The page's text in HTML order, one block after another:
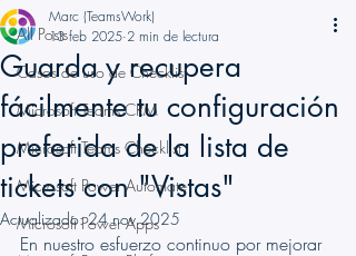
All Posts
Casos de uso de Checklist
Microsoft Teams CRM
Microsoft Teams Checklist
Microsoft Power Automate
Microsoft Power Apps
Guarda y recupera
fácilmente tu configuración
preferida de la lista de
tickets con "Vistas"
Marc (TeamsWork)
13 feb 2025 2 min de lectura
Actualizado:24 nov 2025
En nuestro esfuerzo continuo por mejorar